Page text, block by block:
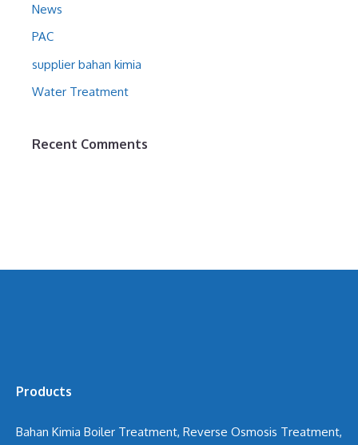
News
PAC
supplier bahan kimia
Water Treatment
Recent Comments
Products
Bahan Kimia Boiler Treatment, Reverse Osmosis Treatment,